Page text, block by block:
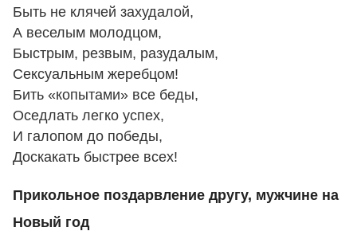
Быть не клячей захудалой,
А веселым молодцом,
Быстрым, резвым, разудалым,
Сексуальным жеребцом!
Бить «копытами» все беды,
Оседлать легко успех,
И галопом до победы,
Доскакать быстрее всех!
Прикольное поздарвление другу, мужчине на
Новый год